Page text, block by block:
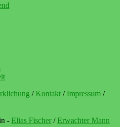
/Kontakt / Impressum /
- Elias Fischer /Erwachter Mann